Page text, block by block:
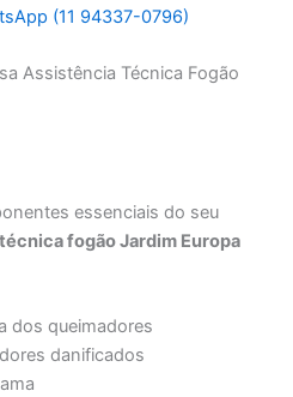
(11 94337-0796)
Assistência Técnica Fogão
essenciais do seu
fogão Jardim Europa
dos queimadores
danificados